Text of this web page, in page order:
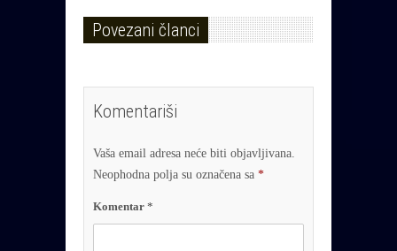
Povezani članci
Komentariši
Vaša email adresa neće biti objavljivana.
Neophodna polja su označena sa *
Komentar *